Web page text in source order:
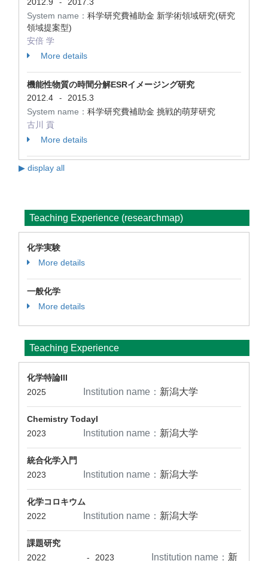
-
System name： 科学研究費補助金 新学術領域研究(研究
領域提案型)
安倍 学
More details
機能性物質の時間分解ESRイメージング研究
2012.4
-
2015.3
System name： 科学研究費補助金 挑戦的萌芽研究
古川 貢
More details
▶ display all
Teaching Experience (researchmap)
化学実験
More details
一般化学
More details
Teaching Experience
化学特論III
2025
Institution name： 新潟大学
Chemistry TodayI
2023
Institution name： 新潟大学
統合化学入門
2023
Institution name： 新潟大学
化学コロキウム
2022
Institution name： 新潟大学
課題研究
2022
- 2023 Institution name： 新